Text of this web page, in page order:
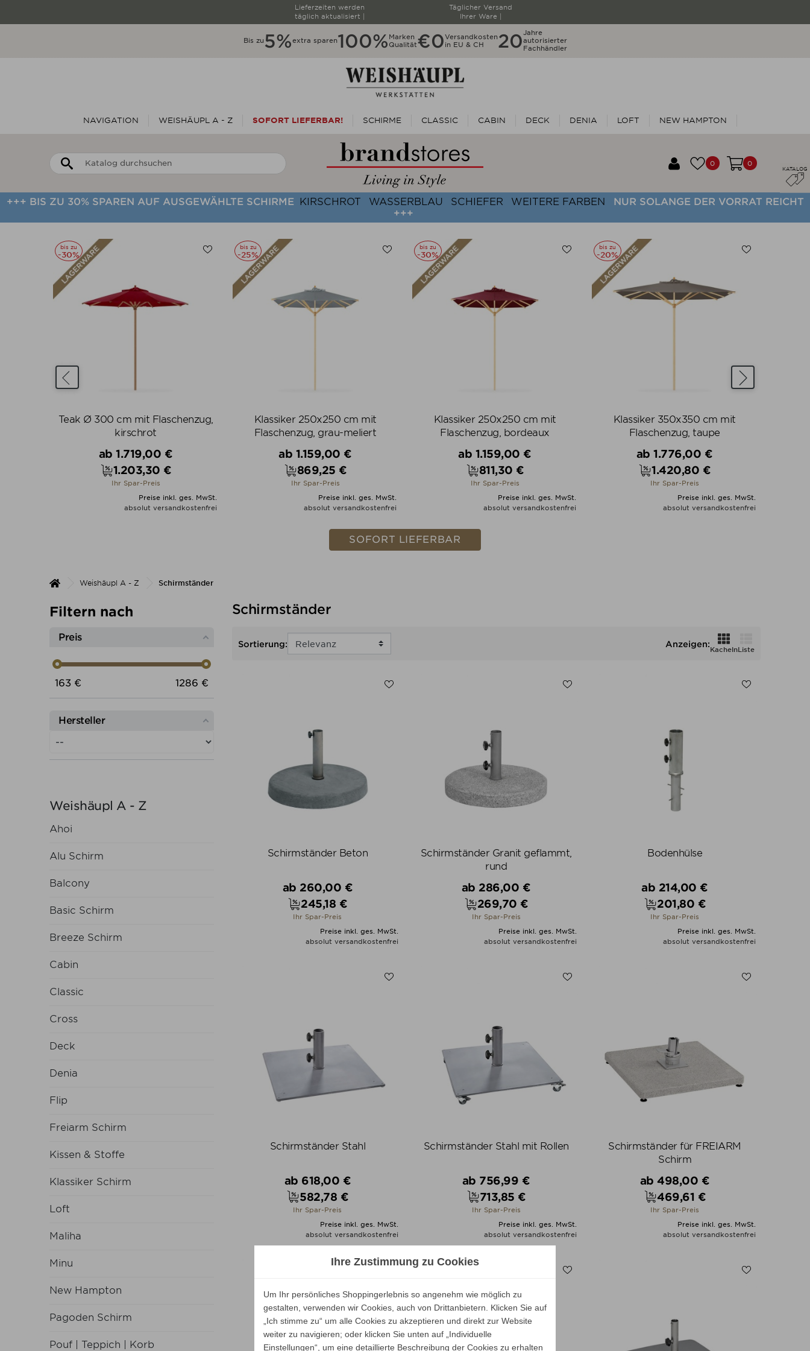
Lieferzeiten werden
täglich aktualisiert |
Täglicher Versand
Ihrer Ware |
Bis zu 5%extra sparen100% Marken
Qualität€0Versandkosten
in EU & CH
20Jahre
autorisierter
Fachhändler
NAVIGATION WEISHÄUPL A - Z SOFORT LIEFERBAR! SCHIRME CLASSIC CABIN DECK DENIA LOFT NEW HAMPTON
0 0
+++ BIS ZU 30% SPAREN AUF AUSGEWÄHLTE SCHIRME KIRSCHROT WASSERBLAU SCHIEFER WEITERE FARBEN
NUR SOLANGE DER VORRAT REICHT
+++
bis zu
-30%
Teak Ø 300 cm mit Flaschenzug,
kirschrot
Verkaufspreis
ab 1.719,00 €
Preis
1.203,30 €
Ihr Spar-Preis
Preise inkl. ges. MwSt.
absolut versandkostenfrei
bis zu
-25%
Klassiker 250x250 cm mit
Flaschenzug, grau-meliert
Verkaufspreis
ab 1.159,00 €
Preis
869,25 €
Ihr Spar-Preis
Preise inkl. ges. MwSt.
absolut versandkostenfrei
bis zu
-30%
Klassiker 250x250 cm mit
Flaschenzug, bordeaux
Verkaufspreis
ab 1.159,00 €
Preis
811,30 €
Ihr Spar-Preis
Preise inkl. ges. MwSt.
absolut versandkostenfrei
bis zu
-20%
Klassiker 350x350 cm mit
Flaschenzug, taupe
Verkaufspreis
ab 1.776,00 €
Preis
1.420,80 €
Ihr Spar-Preis
Preise inkl. ges. MwSt.
absolut versandkostenfrei
SOFORT LIEFERBAR
Weishäupl A - Z Schirmständer
Filtern nach
Preis
Preis von
163 € Preis bis
1286 €
Hersteller
Weishäupl A - Z
Ahoi
Alu Schirm
Balcony
Basic Schirm
Breeze Schirm
Cabin
Classic
Cross
Deck
Denia
Flip
Freiarm Schirm
Kissen & Stoffe
Klassiker Schirm
Loft
Maliha
Minu
New Hampton
Pagoden Schirm
Pouf | Teppich | Korb
Schirmständer
Sortierung: Anzeigen:
KachelnListe
Schirmständer Beton
Verkaufspreis
ab 260,00 €
Preis
245,18 €
Ihr Spar-Preis
Preise inkl. ges. MwSt.
absolut versandkostenfrei
Schirmständer Granit geflammt,
rund
Verkaufspreis
ab 286,00 €
Preis
269,70 €
Ihr Spar-Preis
Preise inkl. ges. MwSt.
absolut versandkostenfrei
Bodenhülse
Verkaufspreis
ab 214,00 €
Preis
201,80 €
Ihr Spar-Preis
Preise inkl. ges. MwSt.
absolut versandkostenfrei
Schirmständer Stahl
Verkaufspreis
ab 618,00 €
Preis
582,78 €
Ihr Spar-Preis
Preise inkl. ges. MwSt.
absolut versandkostenfrei
Schirmständer Stahl mit Rollen
Verkaufspreis
ab 756,99 €
Preis
713,85 €
Ihr Spar-Preis
Preise inkl. ges. MwSt.
absolut versandkostenfrei
Schirmständer für FREIARM
Schirm
Verkaufspreis
ab 498,00 €
Preis
469,61 €
Ihr Spar-Preis
Preise inkl. ges. MwSt.
absolut versandkostenfrei
Ihre Zustimmung zu Cookies
Um Ihr persönliches Shoppingerlebnis so angenehm wie möglich zu
gestalten, verwenden wir Cookies, auch von Drittanbietern. Klicken Sie auf
„Ich stimme zu“ um alle Cookies zu akzeptieren und direkt zur Website
weiter zu navigieren; oder klicken Sie unten auf „Individuelle
Einstellungen“, um eine detaillierte Beschreibung der Cookies zu erhalten
KATALOG